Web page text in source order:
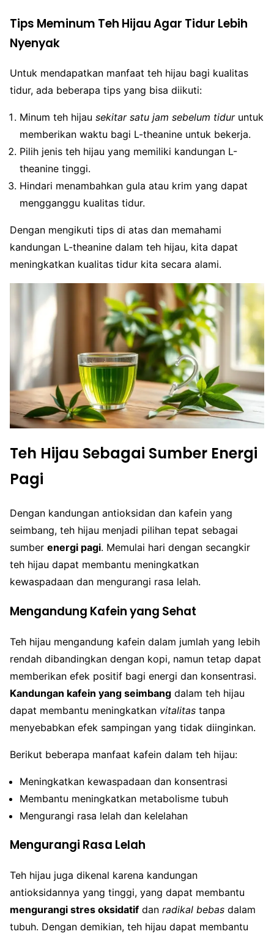
Tips Meminum Teh Hijau Agar Tidur Lebih
Nyenyak
Untuk mendapatkan manfaat teh hijau bagi kualitas
tidur, ada beberapa tips yang bisa diikuti:
Minum teh hijau sekitar satu jam sebelum tiduruntuk
memberikan waktu bagi L-theanine untuk bekerja.
Pilih jenis teh hijau yang memiliki kandungan L-
theanine tinggi.
Hindari menambahkan gula atau krim yang dapat
mengganggu kualitas tidur.
Dengan mengikuti tips di atas dan memahami
kandungan L-theanine dalam teh hijau, kita dapat
meningkatkan kualitas tidur kita secara alami.
Teh Hijau Sebagai Sumber Energi
Pagi
Dengan kandungan antioksidan dan kafein yang
seimbang, teh hijau menjadi pilihan tepat sebagai
sumber energi pagi. Memulai hari dengan secangkir
teh hijau dapat membantu meningkatkan
kewaspadaan dan mengurangi rasa lelah.
Mengandung Kafein yang Sehat
Teh hijau mengandung kafein dalam jumlah yang lebih
rendah dibandingkan dengan kopi, namun tetap dapat
memberikan efek positif bagi energi dan konsentrasi.
Kandungan kafein yang seimbang dalam teh hijau
dapat membantu meningkatkan vitalitas tanpa
menyebabkan efek sampingan yang tidak diinginkan.
Berikut beberapa manfaat kafein dalam teh hijau:
Meningkatkan kewaspadaan dan konsentrasi
Membantu meningkatkan metabolisme tubuh
Mengurangi rasa lelah dan kelelahan
Mengurangi Rasa Lelah
Teh hijau juga dikenal karena kandungan
antioksidannya yang tinggi, yang dapat membantu
mengurangi stres oksidatif dan radikal bebas dalam
tubuh. Dengan demikian, teh hijau dapat membantu